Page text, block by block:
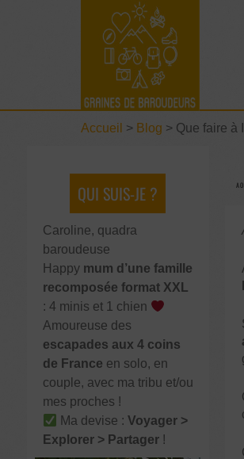
Accueil > Blog > Que faire à
QUI SUIS-JE ?
Caroline, quadra
baroudeuse
Happy mum d’une famille
recomposée format XXL
: 4 minis et 1 chien
Amoureuse des
escapades aux 4 coins
de France en solo, en
couple, avec ma tribu et/ou
mes proches !
Ma devise : Voyager >
Explorer > Partager!